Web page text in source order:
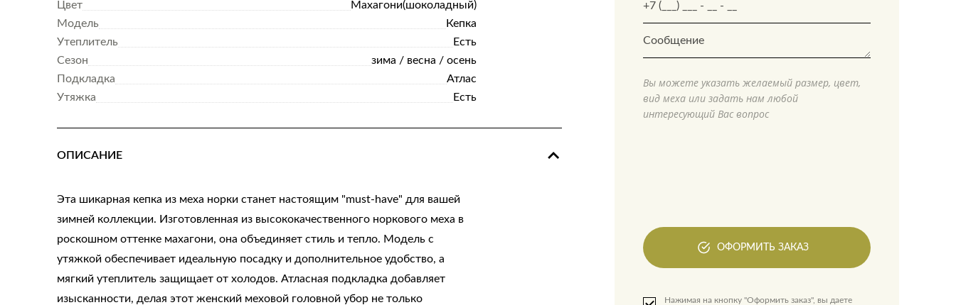
Цвет
Махагони(шоколадный)
Модель
Кепка
Утеплитель
Есть
Сезон
зима / весна / осень
Подкладка
Атлас
Утяжка
Есть
ОПИСАНИЕ
Эта шикарная кепка из меха норки станет настоящим "must-have" для вашей
зимней коллекции. Изготовленная из высококачественного норкового меха в
роскошном оттенке махагони, она объединяет стиль и тепло. Модель с
утяжкой обеспечивает идеальную посадку и дополнительное удобство, а
мягкий утеплитель защищает от холодов. Атласная подкладка добавляет
изысканности, делая этот женский меховой головной убор не только
Вы можете указать желаемый размер, цвет,
вид меха или задать нам любой
интересующий Вас вопрос
ОФОРМИТЬ ЗАКАЗ
Нажимая на кнопку "Оформить заказ", вы даете